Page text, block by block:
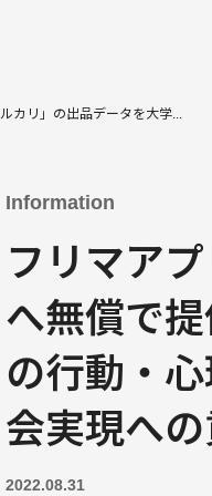
カリ」の出品データを大学...
Information
フリマア
へ無償で
の行動・
会実現へ
2022.08.31